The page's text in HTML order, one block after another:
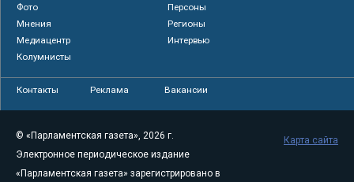
Фото
Персоны
Мнения
Регионы
Медиацентр
Интервью
Колумнисты
Контакты Реклама Вакансии
© «Парламентская газета», 2026 г.
Электронное периодическое издание
«Парламентская газета» зарегистрировано в
Карта сайта